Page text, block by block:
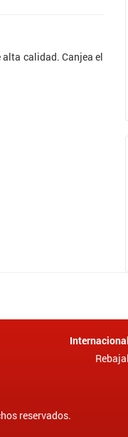
alta calidad. Canjea el
Internacional
reservados.